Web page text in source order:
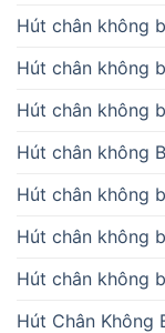
Hút chân không
Hút chân không
Hút chân không
Hút chân không
Hút chân không
Hút chân không
Hút chân không
Hút Chân Không